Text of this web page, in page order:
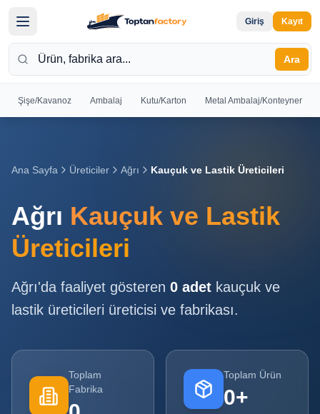
Giriş Kayıt
Ara
Şişe/Kavanoz Ambalaj Kutu/Karton Metal Ambalaj/Konteyner
Giriş yapın
Giriş
Yap
Ol
Ana
Sayfa
Tüm
Ürünler
Ana Sayfa Üreticiler Ağrı Kauçuk ve Lastik Üreticileri
Ağrı Kauçuk ve Lastik
Üreticileri
Ağrı'da faaliyet gösteren 0 adet kauçuk ve
lastik üreticileri üreticisi ve fabrikası.
Toplam
Fabrika
Toplam Ürün
0+